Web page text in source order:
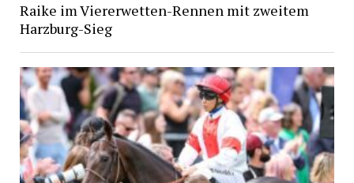
Raike im Viererwetten-Rennen mit zweitem
Harzburg-Sieg